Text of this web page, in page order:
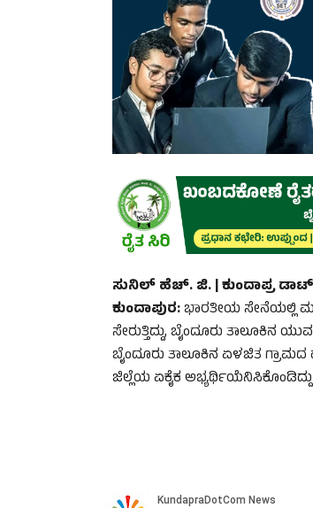
ಸುನಿಲ್ ಹೆಚ್. ಜಿ. | ಕುಂದಾಪ್ರ
ಕುಂದಾಪುರ:ಭಾರತೀಯ ಸೇನೆಯಲ್ಲಿ
ಸೇರುತ್ತಿದ್ದು, ಬೈಂದೂರು ತಾಲೂಕಿನ
ಬೈಂದೂರು ತಾಲೂಕಿನ ಏಳಜಿತ ಗ್ರಾಮದ
ಜಿಲ್ಲೆಯ ಏಕೈಕ